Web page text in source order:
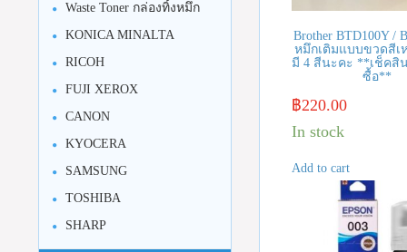
Brother BTD100Y /
หมึกเติมแบบขวดสีเ
มี 4 สีนะคะ **เช็คสิ
ซื้อ**
฿220.00
In stock
Add to cart
Waste Toner กล่องทิ้งหมึก
KONICA MINALTA
RICOH
FUJI XEROX
CANON
KYOCERA
SAMSUNG
TOSHIBA
SHARP